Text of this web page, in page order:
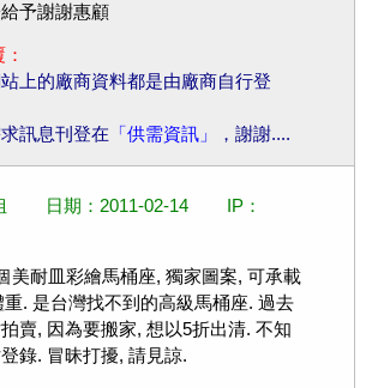
予謝謝惠顧
上的廠商資料都是由廠商自行登
訊息刊登在 「供需資訊」 ，謝謝....
日期：2011-02-14 IP：
美耐皿彩繪馬桶座, 獨家圖案, 可承載
重. 是台灣找不到的高級馬桶座. 過去
賣, 因為要搬家, 想以5折出清. 不知
錄. 冒昧打擾, 請見諒.